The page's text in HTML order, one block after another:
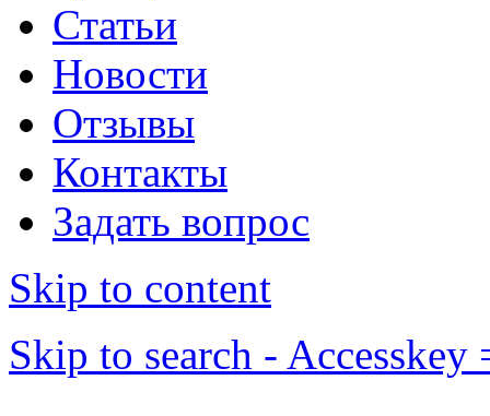
Статьи
Новости
Отзывы
Контакты
Задать вопрос
Skip to content
Skip to search - Accesskey